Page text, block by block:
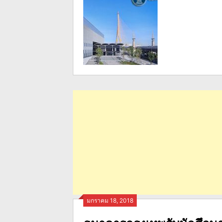
มกราคม 18, 2018